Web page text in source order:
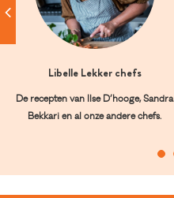
Libelle Lekker chefs
De recepten van Ilse D’hooge, Sandra
Bekkari en al onze andere chefs.